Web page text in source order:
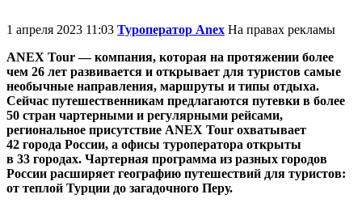
1 апреля 2023 11:03 Туроператор Anex На правах рекламы
ANEX Tour — компания, которая на протяжении более
чем 26 лет развивается и открывает для туристов самые
необычные направления, маршруты и типы отдыха.
Сейчас путешественникам предлагаются путевки в более
50 стран чартерными и регулярными рейсами,
региональное присутствие ANEX Tour охватывает
42 города России, а офисы туроператора открыты
в 33 городах. Чартерная программа из разных городов
России расширяет географию путешествий для туристов:
от теплой Турции до загадочного Перу.